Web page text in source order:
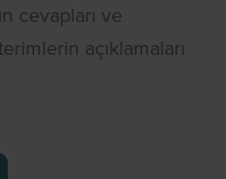
cevapları ve
açıklamaları